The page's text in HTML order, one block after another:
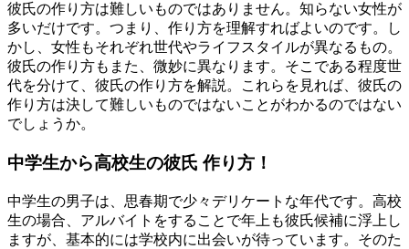
彼氏の作り方は難しいものではありません。知らない女性が
多いだけです。つまり、作り方を理解すればよいのです。し
かし、女性もそれぞれ世代やライフスタイルが異なるもの。
彼氏の作り方もまた、微妙に異なります。そこである程度世
代を分けて、彼氏の作り方を解説。これらを見れば、彼氏の
作り方は決して難しいものではないことがわかるのではない
でしょうか。
中学生から高校生の彼氏 作り方！
中学生の男子は、思春期で少々デリケートな年代です。高校
生の場合、アルバイトをすることで年上も彼氏候補に浮上し
ますが、基本的には学校内に出会いが待っています。そのた